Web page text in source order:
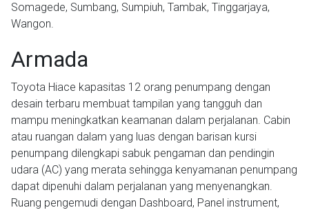
Somagede, Sumbang, Sumpiuh, Tambak, Tinggarjaya,
Wangon.
Armada
Toyota Hiace kapasitas 12 orang penumpang dengan
desain terbaru membuat tampilan yang tangguh dan
mampu meningkatkan keamanan dalam perjalanan. Cabin
atau ruangan dalam yang luas dengan barisan kursi
penumpang dilengkapi sabuk pengaman dan pendingin
udara (AC) yang merata sehingga kenyamanan penumpang
dapat dipenuhi dalam perjalanan yang menyenangkan.
Ruang pengemudi dengan Dashboard, Panel instrument,